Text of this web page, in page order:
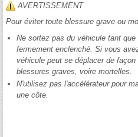
AVERTISSEMENT
Pour éviter toute blessure grave ou
Ne sortez pas du véhicule tant
fermement enclenché. Si vous
véhicule peut se déplacer de
blessures graves, voire mortelles.
N'utilisez pas l'accélérateur pour
une côte.